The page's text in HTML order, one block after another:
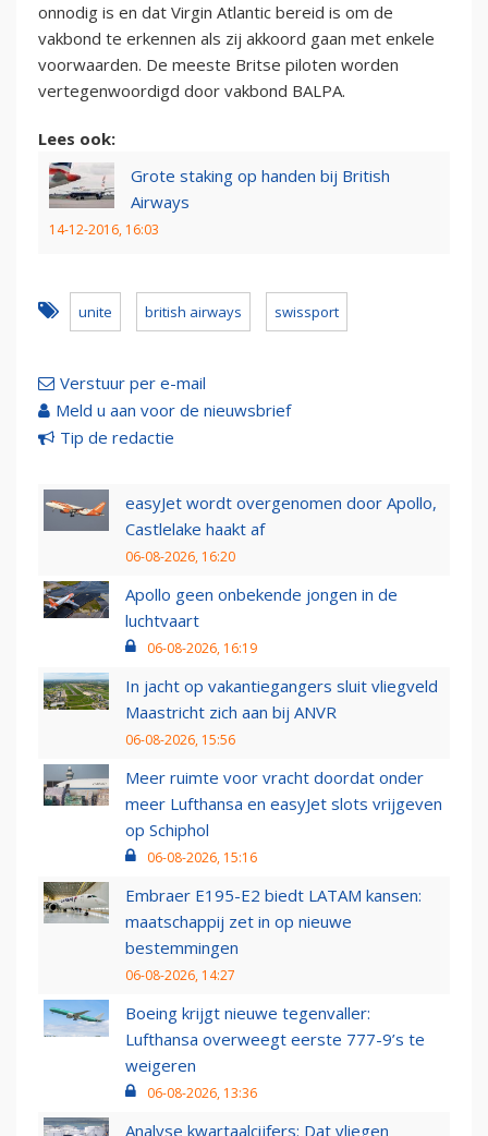
onnodig is en dat Virgin Atlantic bereid is om de
vakbond te erkennen als zij akkoord gaan met enkele
voorwaarden. De meeste Britse piloten worden
vertegenwoordigd door vakbond BALPA.
Lees ook:
Grote staking op handen bij British
Airways
14-12-2016, 16:03
unite british airways swissport
Verstuur per e-mail
Meld u aan voor de nieuwsbrief
Tip de redactie
easyJet wordt overgenomen door Apollo,
Castlelake haakt af
06-08-2026, 16:20
Apollo geen onbekende jongen in de
luchtvaart
06-08-2026, 16:19
In jacht op vakantiegangers sluit vliegveld
Maastricht zich aan bij ANVR
06-08-2026, 15:56
Meer ruimte voor vracht doordat onder
meer Lufthansa en easyJet slots vrijgeven
op Schiphol
06-08-2026, 15:16
Embraer E195-E2 biedt LATAM kansen:
maatschappij zet in op nieuwe
bestemmingen
06-08-2026, 14:27
Boeing krijgt nieuwe tegenvaller:
Lufthansa overweegt eerste 777-9’s te
weigeren
06-08-2026, 13:36
Analyse kwartaalcijfers: Dat vliegen